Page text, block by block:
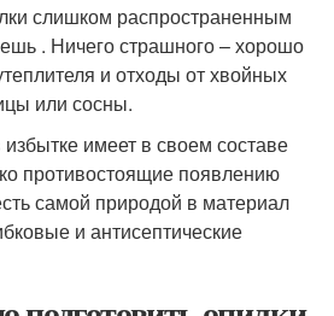
слишком распространенным
. Ничего страшного – хорошо
и отходы от хвойных
или сосны.
имеет в своем составе
противостоящие появлению
самой природой в материал
и антисептические